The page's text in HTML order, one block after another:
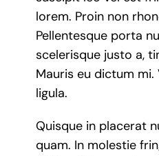
lorem. Proin non
Pellentesque porta
scelerisque justo a,
Mauris eu dictum
ligula.
Quisque in placerat
quam. In molestie